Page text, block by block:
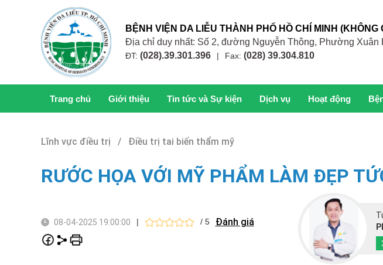
BỆNH VIỆN DA LIỄU THÀNH PHỐ HỒ CHÍ MINH
Địa chỉ duy nhất: Số 2, đường Nguyễn Thông, Phường Xuân
ĐT: (028).39.301.396 | Fax: (028) 39.304.810
Trang chủ Giới thiệu Tin tức và Sự kiện Dịch vụ Hoạt động
Lĩnh vực điều trị / Điều trị tai biến thẩm mỹ
RƯỚC HỌA VỚI MỸ PHẨM LÀM ĐẸP
08-04-2025 19:00:00 | / 5 Đánh giá